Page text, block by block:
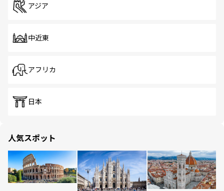
アジア
中近東
アフリカ
日本
人気スポット